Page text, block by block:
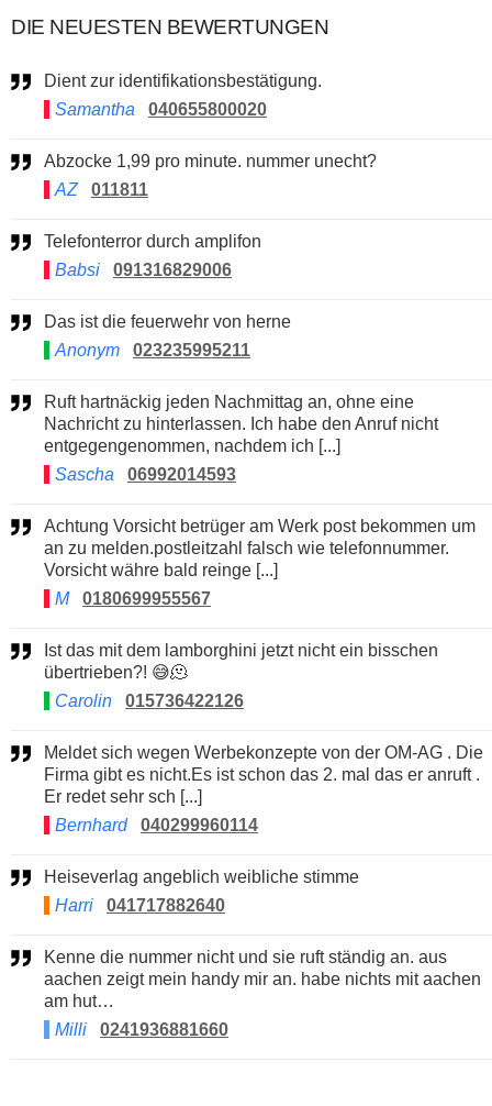
DIE NEUESTEN BEWERTUNGEN
Dient zur identifikationsbestätigung.
Samantha
040655800020
Abzocke 1,99 pro minute. nummer unecht?
AZ
011811
Telefonterror durch amplifon
Babsi
091316829006
Das ist die feuerwehr von herne
Anonym
023235995211
Ruft hartnäckig jeden Nachmittag an, ohne eine
Nachricht zu hinterlassen. Ich habe den Anruf nicht
entgegengenommen, nachdem ich [...]
Sascha
06992014593
Achtung Vorsicht betrüger am Werk post bekommen um
an zu melden.postleitzahl falsch wie telefonnummer.
Vorsicht währe bald reinge [...]
M
0180699955567
übertrieben?! 😅🫠
Carolin
015736422126
Meldet sich wegen Werbekonzepte von der OM-AG . Die
Firma gibt es nicht.Es ist schon das 2. mal das er anruft .
Er redet sehr sch [...]
Bernhard
040299960114
Heiseverlag angeblich weibliche stimme
Harri
041717882640
Kenne die nummer nicht und sie ruft ständig an. aus
aachen zeigt mein handy mir an. habe nichts mit aachen
am hut…
Milli
0241936881660